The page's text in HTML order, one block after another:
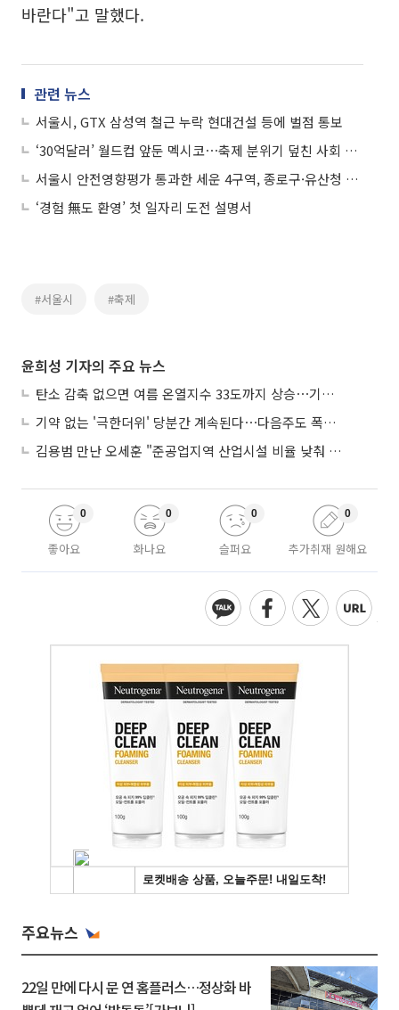
바란다"고 말했다.
관련 뉴스
서울시, GTX 삼성역 철근 누락 현대건설 등에 벌점 통보
‘30억달러’ 월드컵 앞둔 멕시코⋯축제 분위기 덮친 사회 갈등
서울시 안전영향평가 통과한 세운 4구역, 종로구·유산청 문턱 넘어설까
‘경험 無도 환영’ 첫 일자리 도전 설명서
#서울시 #축제
윤희성 기자의 주요 뉴스
탄소 감축 없으면 여름 온열지수 33도까지 상승⋯기상청, 2100년 미래전망
기약 없는 '극한더위' 당분간 계속된다⋯다음주도 폭염·열대야 지속
김용범 만난 오세훈 "준공업지역 산업시설 비율 낮춰 공급 늘려야"
좋아요
0
화나요
0
슬퍼요
0
추가취재 원해요
0
주요뉴스
22일 만에 다시 문 연 홈플러스…정상화 바